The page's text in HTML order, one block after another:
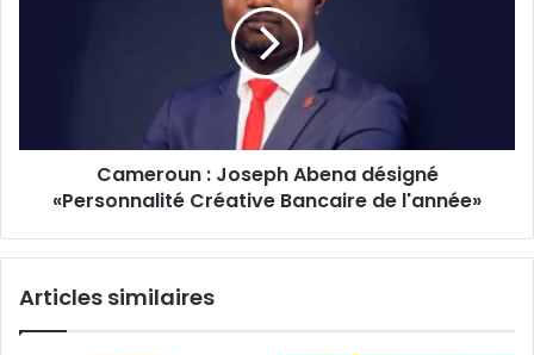
de
Cameroun : Joseph Abena désigné
«Personnalité Créative Bancaire de l'année»
Articles similaires